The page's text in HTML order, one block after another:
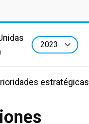
estratégicas